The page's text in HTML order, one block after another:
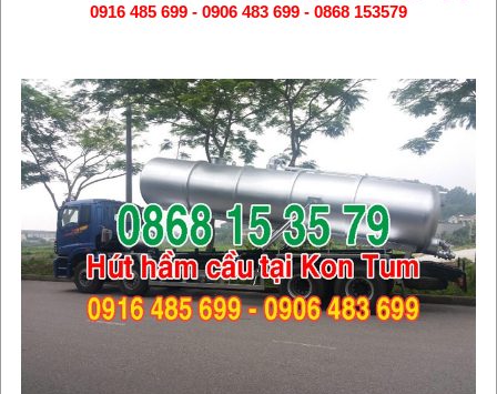
0916 485 699 - 0906 483 699 - 0868 153579